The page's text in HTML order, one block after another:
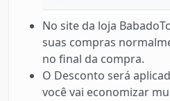
No site da loja
suas compras
no final da compra.
O Desconto será
você vai economizar